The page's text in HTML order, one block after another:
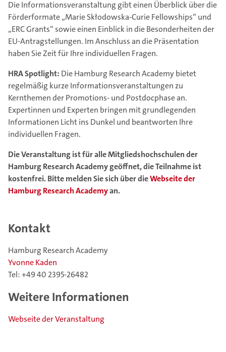
Die Informationsveranstaltung gibt einen Überblick über die
Förderformate „Marie Skłodowska-Curie Fellowships“ und
„ERC Grants“ sowie einen Einblick in die Besonderheiten der
EU-Antragstellungen. Im Anschluss an die Präsentation
haben Sie Zeit für Ihre individuellen Fragen.
HRA Spotlight: Die Hamburg Research Academy bietet
regelmäßig kurze Informationsveranstaltungen zu
Kernthemen der Promotions- und Postdocphase an.
Expertinnen und Experten bringen mit grundlegenden
Informationen Licht ins Dunkel und beantworten Ihre
individuellen Fragen.
Die Veranstaltung ist für alle Mitgliedshochschulen der
Hamburg Research Academy geöffnet, die Teilnahme ist
kostenfrei. Bitte melden Sie sich über dieWebseite der
Hamburg Research Academyan.
Kontakt
Hamburg Research Academy
Yvonne Kaden
Tel: +49 40 2395-26482
Weitere Informationen
Webseite der Veranstaltung